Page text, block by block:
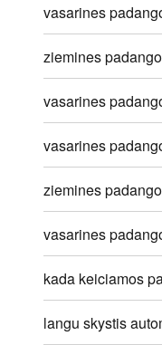
vasarines
ziemines
vasarines
vasarines
ziemines
vasarines
kada keiciamos
langu skystis